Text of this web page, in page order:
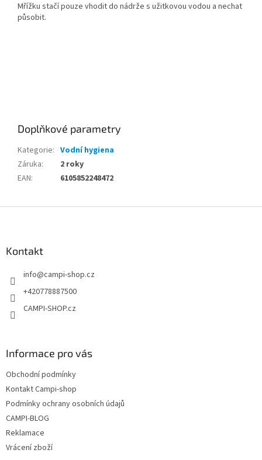
Mřížku stačí pouze vhodit do nádrže s užitkovou vodou a nechat
působit.
Doplňkové parametry
Kategorie: Vodní hygiena
Záruka:
2 roky
EAN: 6105852248472
Kontakt
info@campi-shop.cz
+420778887500
CAMPI-SHOP.cz
Informace pro vás
Obchodní podmínky
Kontakt Campi-shop
Podmínky ochrany osobních údajů
CAMPI-BLOG
Reklamace
Vrácení zboží